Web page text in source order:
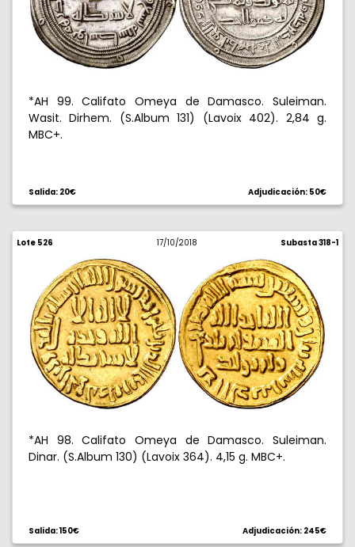
*AH 99. Califato Omeya de Damasco. Suleiman.
Wasit. Dirhem. (S.Album 131) (Lavoix 402). 2,84 g.
MBC+.
Salida: 20€ Adjudicación: 50€
Lote 526 17/10/2018 Subasta 318-1
*AH 98. Califato Omeya de Damasco. Suleiman.
Dinar. (S.Album 130) (Lavoix 364). 4,15 g. MBC+.
Salida: 150€ Adjudicación: 245€